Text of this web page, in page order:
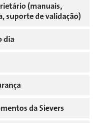
(manuais,
suporte de validação)
dia
da Sievers